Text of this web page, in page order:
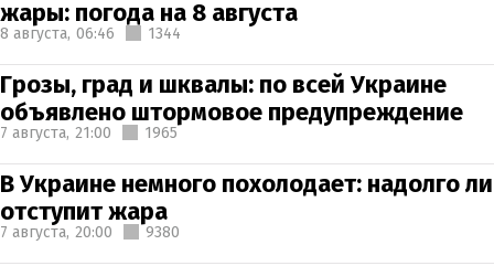
жары: погода на 8 августа
8 августа, 06:46 1344
Грозы, град и шквалы: по всей Украине
объявлено штормовое предупреждение
7 августа, 21:00 1965
В Украине немного похолодает: надолго ли
отступит жара
7 августа, 20:00 9380